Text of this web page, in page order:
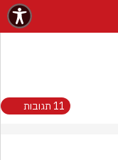
11 תגובות